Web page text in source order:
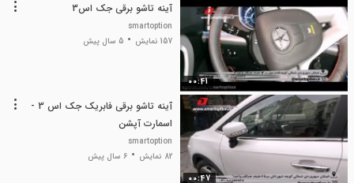
00:41
آینه تاشو برقی جک اس3
smartoption
157 نمایش
5 سال پیش
00:47
آینه تاشو برقی فابریک جک اس 3 -
اسمارت آپشن
smartoption
82 نمایش
6 سال پیش